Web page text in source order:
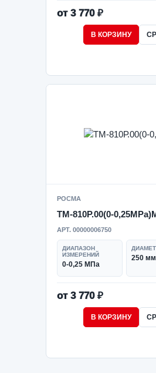
от 3 770 ₽
В КОРЗИНУ
РОСМА
ТМ-810Р.00(0-
АРТ. 00000006750
ДИАПАЗОН
ИЗМЕРЕНИЙ
0-0,25 МПа
250 мм
от 3 770 ₽
В КОРЗИНУ